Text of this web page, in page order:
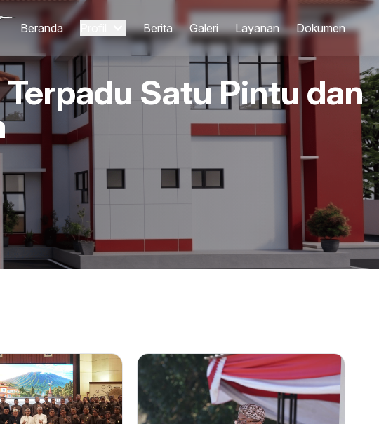
Beranda Berita Galeri Layanan Dokumen
Satu Pintu dan